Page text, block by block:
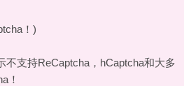
！)
不支持ReCaptcha，hCaptcha和大多
！